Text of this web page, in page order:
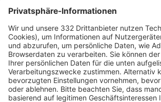
HÄUFIG BESUCHTE SEITEN
Pässe und Vereinswechsel
Trainerausbildung
Schulungsangebot Vereinsmitarbeiter
BFV-Geschäftsstellen